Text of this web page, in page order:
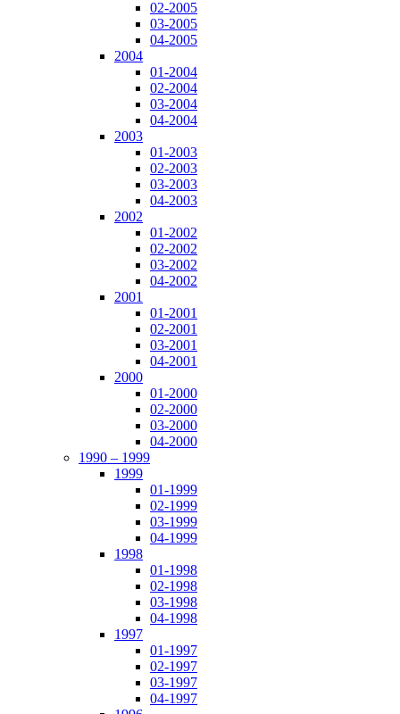
02-2005
03-2005
04-2005
2004
01-2004
02-2004
03-2004
04-2004
2003
01-2003
02-2003
03-2003
04-2003
2002
01-2002
02-2002
03-2002
04-2002
2001
01-2001
02-2001
03-2001
04-2001
2000
01-2000
02-2000
03-2000
04-2000
1990 – 1999
1999
01-1999
02-1999
03-1999
04-1999
1998
01-1998
02-1998
03-1998
04-1998
1997
01-1997
02-1997
03-1997
04-1997